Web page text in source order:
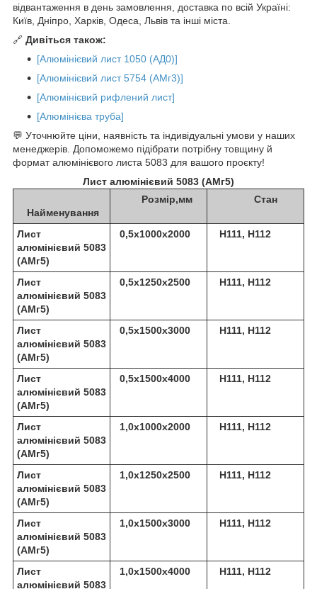
відвантаження в день замовлення, доставка по всій Україні:
Київ, Дніпро, Харків, Одеса, Львів та інші міста.
🔗 Дивіться також:
[Алюмінієвий лист 1050 (АД0)]
[Алюмінієвий лист 5754 (АМг3)]
[Алюмінієвий рифлений лист]
[Алюмінієва труба]
💬 Уточнюйте ціни, наявність та індивідуальні умови у наших
менеджерів. Допоможемо підібрати потрібну товщину й
формат алюмінієвого листа 5083 для вашого проєкту!
Лист алюмінієвий 5083 (АМг5)
Найменування
Розмір,мм Стан
Лист
алюмінієвий 5083
(АМг5)
0,5х1000х2000 Н111, Н112
Лист
алюмінієвий 5083
(АМг5)
0,5х1250х2500 Н111, Н112
Лист
алюмінієвий 5083
(АМг5)
0,5х1500х3000 Н111, Н112
Лист
алюмінієвий 5083
(АМг5)
0,5х1500х4000 Н111, Н112
Лист
алюмінієвий 5083
(АМг5)
1,0х1000х2000 Н111, Н112
Лист
алюмінієвий 5083
(АМг5)
1,0х1250х2500 Н111, Н112
Лист
алюмінієвий 5083
(АМг5)
1,0х1500х3000 Н111, Н112
Лист
алюмінієвий 5083
1,0х1500х4000 Н111, Н112